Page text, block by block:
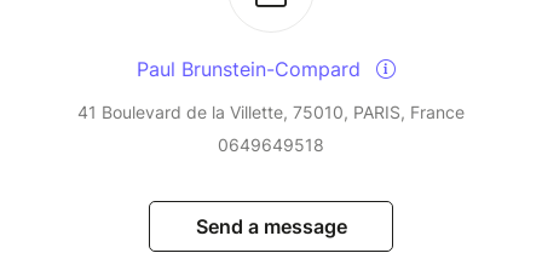
Paul Brunstein-Compard
41 Boulevard de la Villette, 75010, PARIS, France
0649649518
Send a message